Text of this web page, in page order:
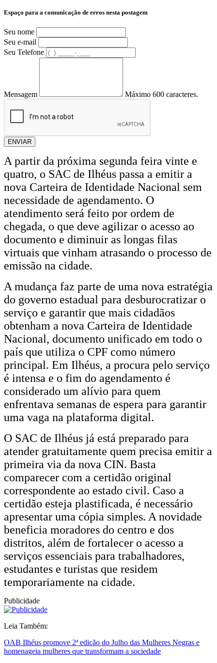
Espaço para a comunicação de erros nesta postagem
Seu nome
Seu e-mail
Seu Telefone
Mensagem Máximo 600 caracteres.
ENVIAR
A partir da próxima segunda feira vinte e
quatro, o SAC de Ilhéus passa a emitir a
nova Carteira de Identidade Nacional sem
necessidade de agendamento. O
atendimento será feito por ordem de
chegada, o que deve agilizar o acesso ao
documento e diminuir as longas filas
virtuais que vinham atrasando o processo de
emissão na cidade.
A mudança faz parte de uma nova estratégia
do governo estadual para desburocratizar o
serviço e garantir que mais cidadãos
obtenham a nova Carteira de Identidade
Nacional, documento unificado em todo o
país que utiliza o CPF como número
principal. Em Ilhéus, a procura pelo serviço
é intensa e o fim do agendamento é
considerado um alívio para quem
enfrentava semanas de espera para garantir
uma vaga na plataforma digital.
O SAC de Ilhéus já está preparado para
atender gratuitamente quem precisa emitir a
primeira via da nova CIN. Basta
comparecer com a certidão original
correspondente ao estado civil. Caso a
certidão esteja plastificada, é necessário
apresentar uma cópia simples. A novidade
beneficia moradores do centro e dos
distritos, além de fortalecer o acesso a
serviços essenciais para trabalhadores,
estudantes e turistas que residem
temporariamente na cidade.
Publicidade
Leia Também:
OAB Ilhéus promove 2ª edição do Julho das Mulheres Negras e
homenageia mulheres que transformam a sociedade